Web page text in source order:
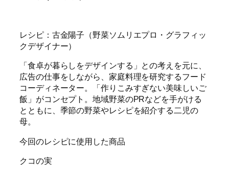
レシピ：古金陽子（野菜ソムリエプロ・グラフィッ
クデザイナー）
「食卓が暮らしをデザインする」との考えを元に、
広告の仕事をしながら、家庭料理を研究するフード
コーディネーター。「作りこみすぎない美味しいご
飯」がコンセプト。地域野菜のPRなどを手がける
とともに、季節の野菜やレシピを紹介する二児の
母。
今回のレシピに使用した商品
クコの実